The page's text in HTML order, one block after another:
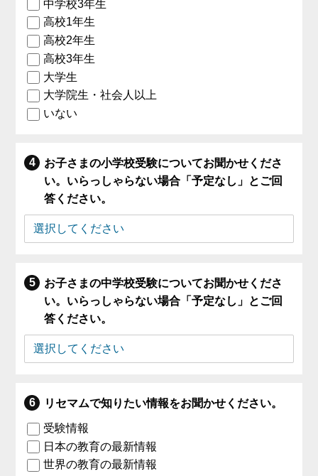
中学校3年生
高校1年生
高校2年生
高校3年生
大学生
大学院生・社会人以上
いない
お子さまの小学校受験についてお聞かせくださ
い。いらっしゃらない場合「予定なし」とご回
答ください。
お子さまの中学校受験についてお聞かせくださ
い。いらっしゃらない場合「予定なし」とご回
答ください。
リセマムで知りたい情報をお聞かせください。
受験情報
日本の教育の最新情報
世界の教育の最新情報